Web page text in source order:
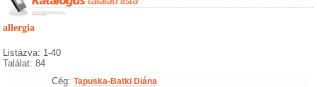
allergia
Listázva: 1-40
Találat: 84
Cég: Tapuska-Batki Diána